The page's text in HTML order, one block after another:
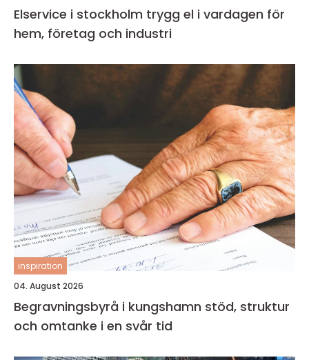
Elservice i stockholm trygg el i vardagen för
hem, företag och industri
inspiration
04. August 2026
Begravningsbyrå i kungshamn stöd, struktur
och omtanke i en svår tid